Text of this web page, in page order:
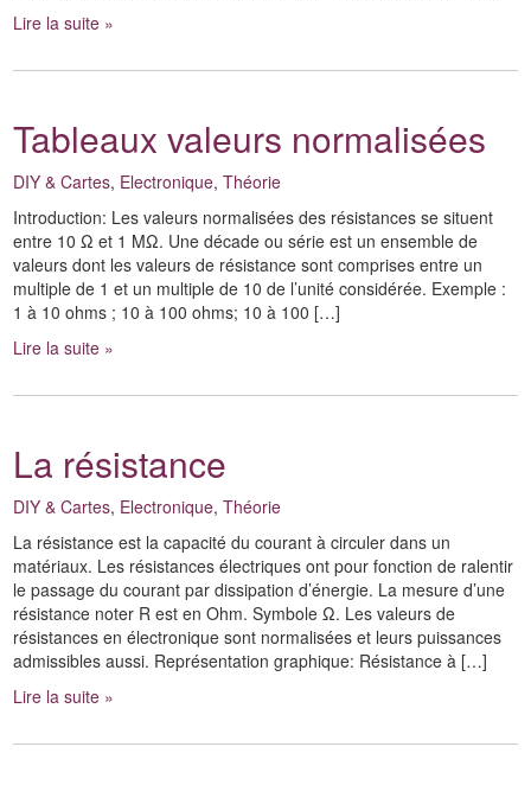
Lire la suite »
Tableaux valeurs normalisées
DIY & Cartes, Electronique,Théorie
Introduction: Les valeurs normalisées des résistances se situent
entre 10 Ω et 1 MΩ. Une décade ou série est un ensemble de
valeurs dont les valeurs de résistance sont comprises entre un
multiple de 1 et un multiple de 10 de l’unité considérée. Exemple :
1 à 10 ohms ; 10 à 100 ohms; 10 à 100 […]
Lire la suite »
La résistance
DIY & Cartes, Electronique,Théorie
La résistance est la capacité du courant à circuler dans un
matériaux. Les résistances électriques ont pour fonction de ralentir
le passage du courant par dissipation d’énergie. La mesure d’une
résistance noter R est en Ohm. Symbole Ω. Les valeurs de
résistances en électronique sont normalisées et leurs puissances
admissibles aussi. Représentation graphique: Résistance à […]
Lire la suite »